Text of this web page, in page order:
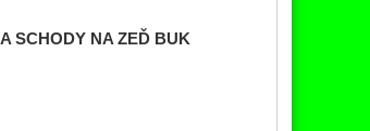
SCHODY NA ZEĎ BUK